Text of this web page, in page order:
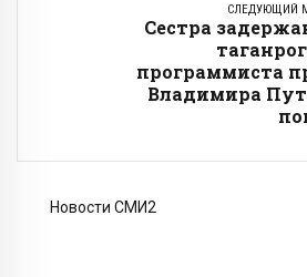
СЛЕДУЮЩИЙ
Сестра
программиста
Владимира
Новости СМИ2